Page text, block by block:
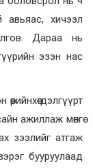
авьяас, хичээл
Дараа нь
эзэн нас
дэлгүүрт
ажиллаж мөнгө
зээлийг атгаж
бууруулаад